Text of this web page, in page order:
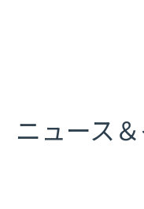
ニュース